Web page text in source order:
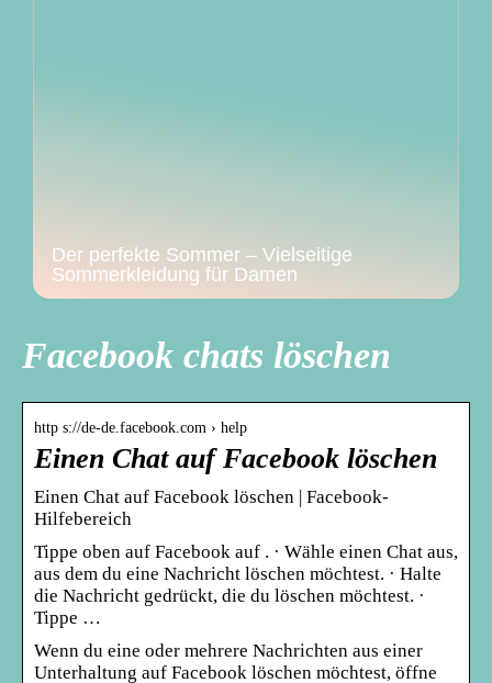
Der perfekte Sommer – Vielseitige
Sommerkleidung für Damen
Facebook chats löschen
http s://de-de.facebook.com › help
Einen Chat auf Facebook löschen
Einen Chat auf Facebook löschen | Facebook-
Hilfebereich
Tippe oben auf Facebook auf . · Wähle einen Chat aus,
aus dem du eine Nachricht löschen möchtest. · Halte
die Nachricht gedrückt, die du löschen möchtest. ·
Tippe …
Wenn du eine oder mehrere Nachrichten aus einer
Unterhaltung auf Facebook löschen möchtest, öffne